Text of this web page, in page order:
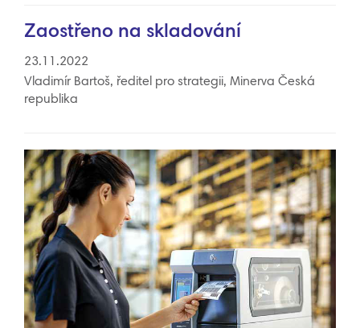
Zaostřeno na skladování
23.11.2022
Vladimír Bartoš, ředitel pro strategii, Minerva Česká
republika